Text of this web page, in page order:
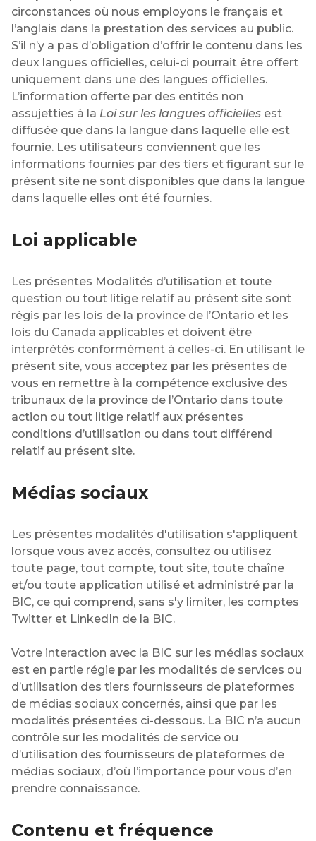
circonstances où nous employons le français et
l’anglais dans la prestation des services au public.
S’il n’y a pas d’obligation d’offrir le contenu dans les
deux langues officielles, celui-ci pourrait être offert
uniquement dans une des langues officielles.
L’information offerte par des entités non
assujetties à la Loi sur les langues officielles est
diffusée que dans la langue dans laquelle elle est
fournie. Les utilisateurs conviennent que les
informations fournies par des tiers et figurant sur le
présent site ne sont disponibles que dans la langue
dans laquelle elles ont été fournies.
Loi applicable
Les présentes Modalités d’utilisation et toute
question ou tout litige relatif au présent site sont
régis par les lois de la province de l’Ontario et les
lois du Canada applicables et doivent être
interprétés conformément à celles-ci. En utilisant le
présent site, vous acceptez par les présentes de
vous en remettre à la compétence exclusive des
tribunaux de la province de l’Ontario dans toute
action ou tout litige relatif aux présentes
conditions d’utilisation ou dans tout différend
relatif au présent site.
Médias sociaux
Les présentes modalités d'utilisation s'appliquent
lorsque vous avez accès, consultez ou utilisez
toute page, tout compte, tout site, toute chaîne
et/ou toute application utilisé et administré par la
BIC, ce qui comprend, sans s'y limiter, les comptes
Twitter et LinkedIn de la BIC.
Votre interaction avec la BIC sur les médias sociaux
est en partie régie par les modalités de services ou
d’utilisation des tiers fournisseurs de plateformes
de médias sociaux concernés, ainsi que par les
modalités présentées ci-dessous. La BIC n’a aucun
contrôle sur les modalités de service ou
d’utilisation des fournisseurs de plateformes de
médias sociaux, d’où l’importance pour vous d’en
prendre connaissance.
Contenu et fréquence